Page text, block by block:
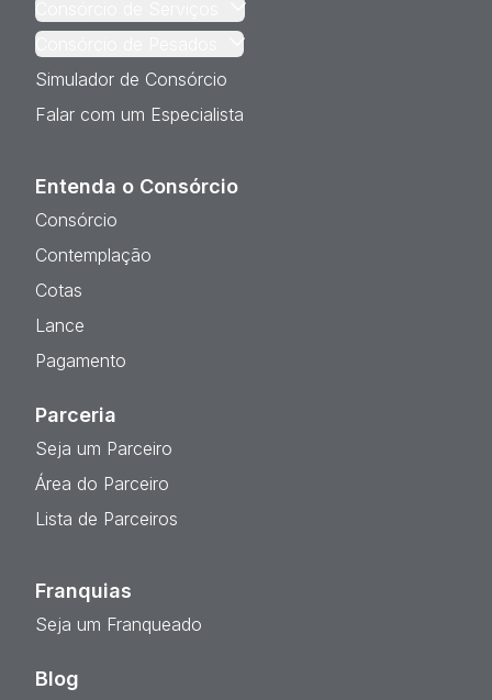
Simulador de Consórcio
Falar com um Especialista
Entenda o Consórcio
Consórcio
Contemplação
Cotas
Lance
Pagamento
Parceria
Seja um Parceiro
Área do Parceiro
Lista de Parceiros
Franquias
Seja um Franqueado
Blog